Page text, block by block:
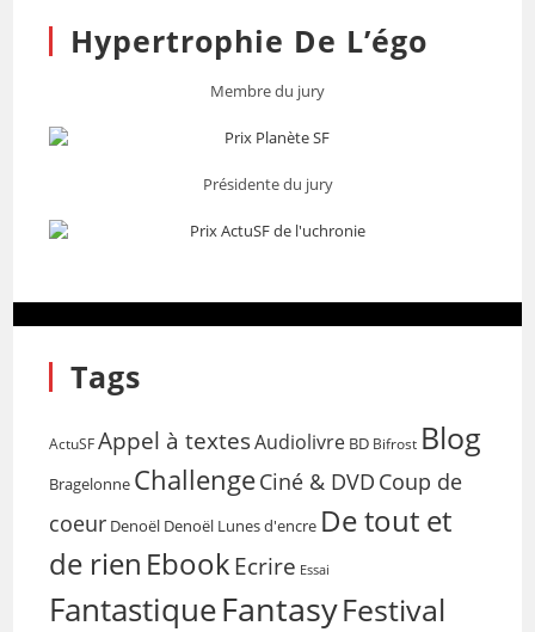
Hypertrophie De L’égo
Membre du jury
Présidente du jury
Tags
ActuSF Appel à textesAudiolivre BD Bifrost Blog
Bragelonne ChallengeCiné & DVD Coup de
coeur Denoël Denoël Lunes d'encre De tout et
de rien EbookEcrire Essai
FantastiqueFantasyFestival